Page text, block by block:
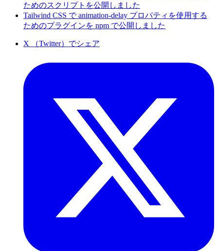
ためのスクリプトを公開しました
Tailwind CSS で animation-delay プロパティを使用する
ためのプラグインを npm で公開しました
X （Twitter）でシェア